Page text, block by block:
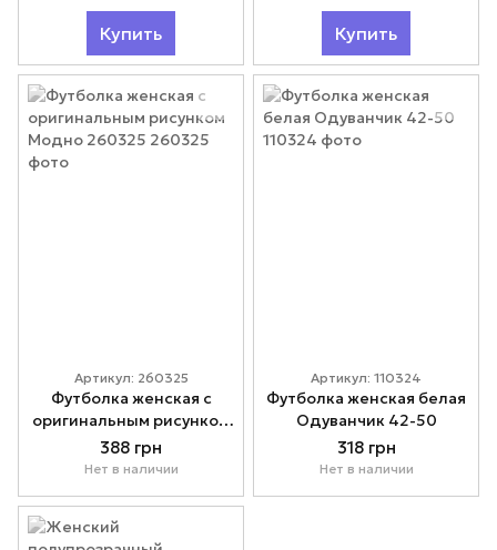
Купить Купить
Артикул: 260325
Футболка женская с
оригинальным рисунком
Модно 260325
388 грн
Нет в наличии
Артикул: 110324
Футболка женская белая
Одуванчик 42-50
318 грн
Нет в наличии